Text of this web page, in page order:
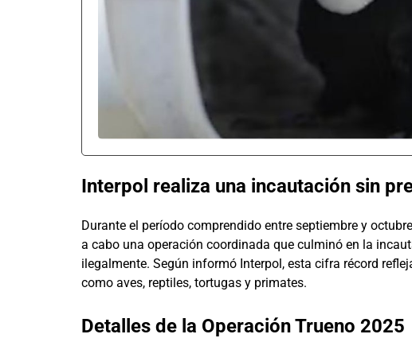
Interpol realiza una incautación sin
Durante el período comprendido entre septiembre y
a cabo una operación coordinada que culminó en la
ilegalmente. Según informó Interpol, esta cifra récord
como aves, reptiles, tortugas y primates.
Detalles de la Operación Trueno 2025